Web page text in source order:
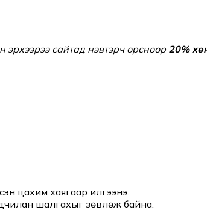
сайтад нэвтэрч орсноор 20%
цахим хаягаар илгээнэ.
шалгахыг зөвлөж байна.